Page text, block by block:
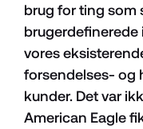
brug for ting som
vores
forsendelses- og
kunder. Det var
American Eagle